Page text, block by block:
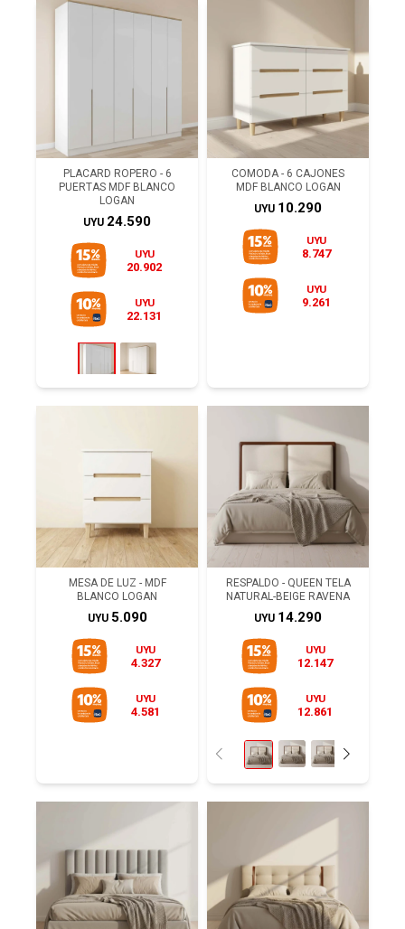
PLACARD ROPERO - 6
PUERTAS MDF BLANCO
LOGAN
UYU 24.590
UYU
20.902
UYU
22.131
COMODA - 6 CAJONES
MDF BLANCO LOGAN
UYU 10.290
UYU
8.747
UYU
9.261
MESA DE LUZ - MDF
BLANCO LOGAN
UYU 5.090
UYU
4.327
UYU
4.581
RESPALDO - QUEEN TELA
NATURAL-BEIGE RAVENA
UYU 14.290
UYU
12.147
UYU
12.861